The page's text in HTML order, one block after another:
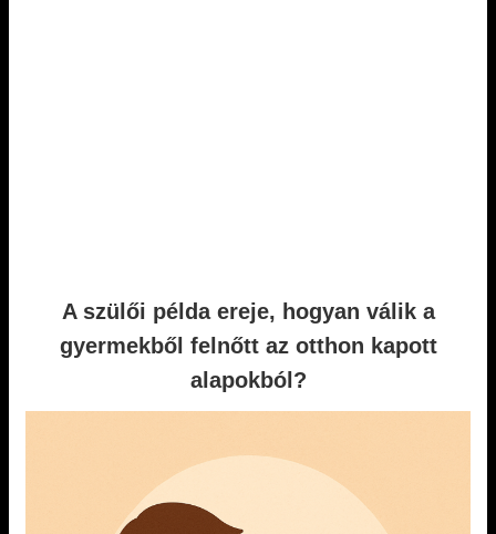
A szülői példa ereje, hogyan válik a
gyermekből felnőtt az otthon kapott
alapokból?